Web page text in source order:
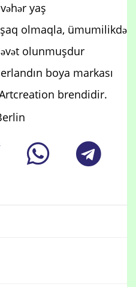
yaş
olmaqla, ümumilikdə
olunmuşdur
boya markası
brendidir.